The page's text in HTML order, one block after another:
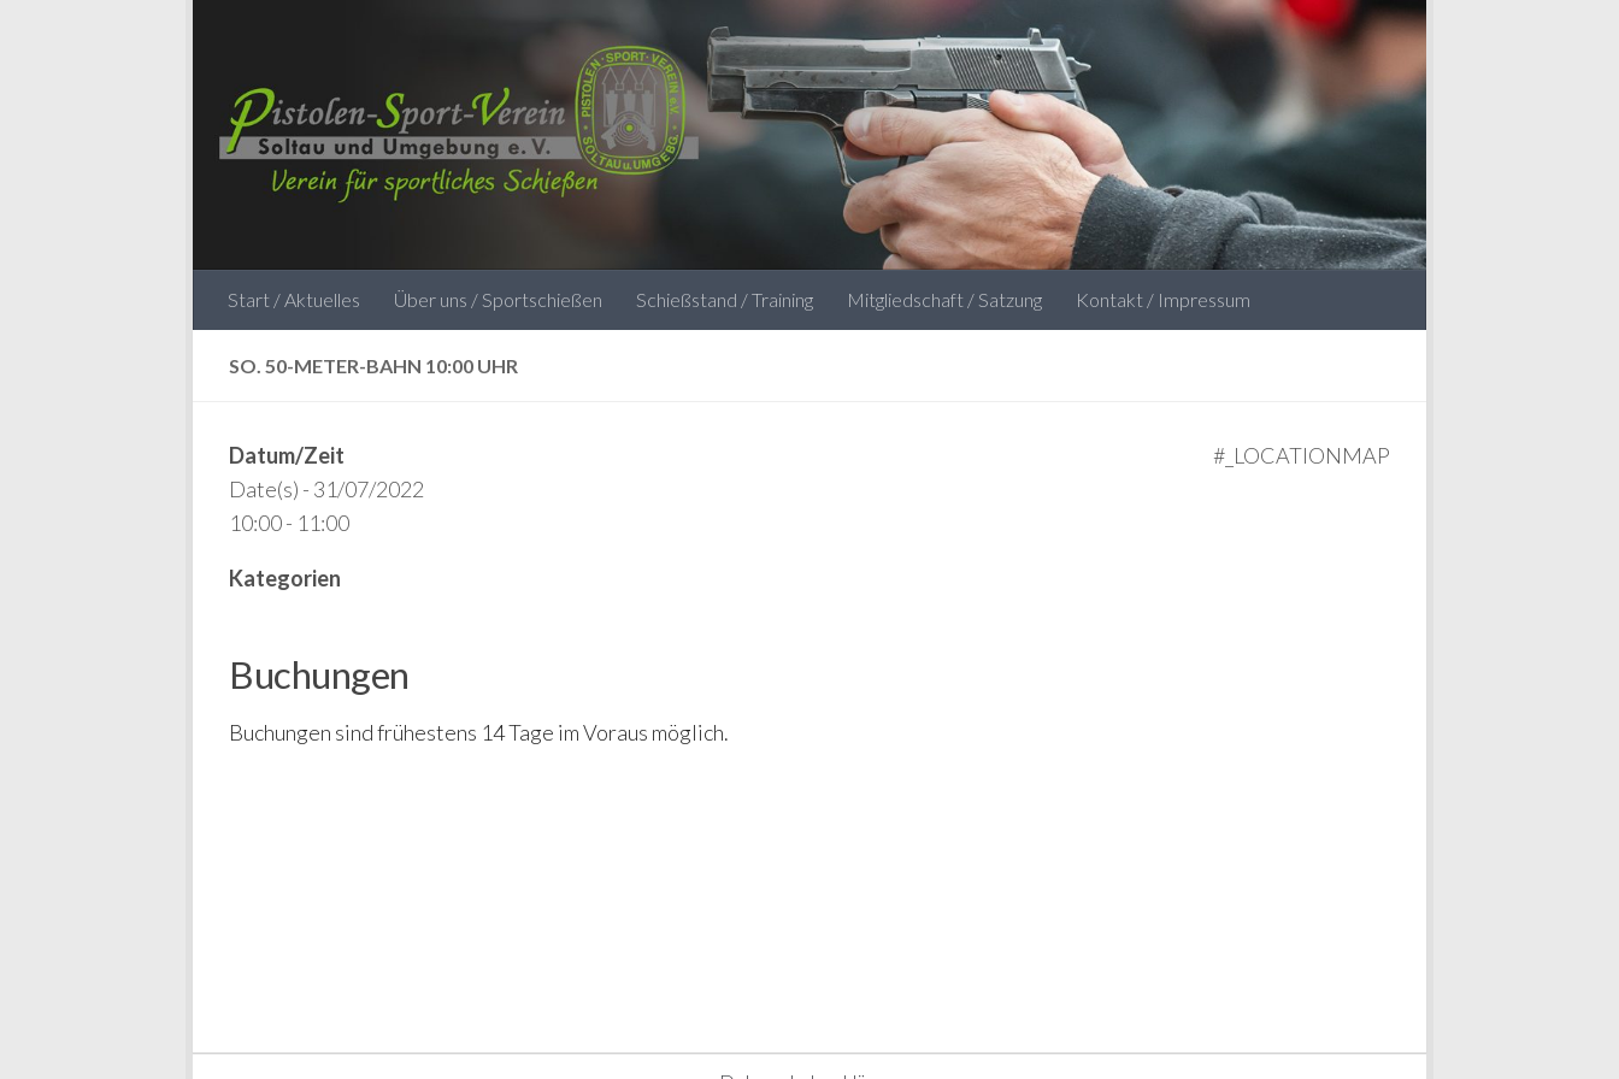
Start / Aktuelles Über uns / Sportschießen Schießstand / Training Mitgliedschaft / Satzung Kontakt / Impressum
SO. 50-METER-BAHN 10:00 UHR
#_LOCATIONMAP
Datum/Zeit
Date(s) - 31/07/2022
10:00 - 11:00
Kategorien
Buchungen
Buchungen sind frühestens 14 Tage im Voraus möglich.